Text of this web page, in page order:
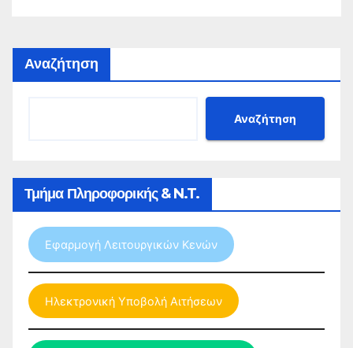
Αναζήτηση
Αναζήτηση
Τμήμα Πληροφορικής & N.T.
Εφαρμογή Λειτουργικών Κενών
Ηλεκτρονική Υποβολή Αιτήσεων